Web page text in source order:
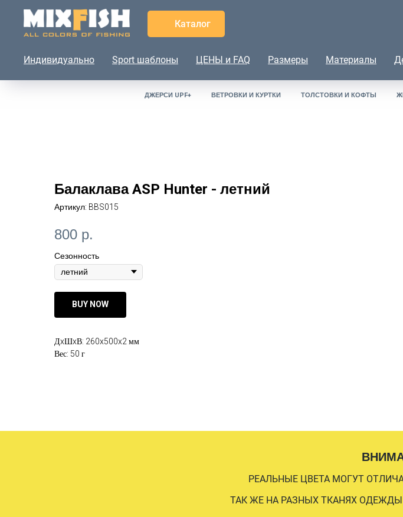
Каталог
Индивидуально Sport шаблоны ЦЕНЫ и FAQ Размеры Материалы
ДЖЕРСИ UPF+ ВЕТРОВКИ И КУРТКИ ТОЛСТОВКИ И КОФТЫ
Балаклава ASP Hunter - летний
Артикул: BBS015
800 р.
Сезонность
BUY NOW
ДxШxВ: 260x500x2 мм
Вес: 50 г
РЕАЛЬНЫЕ ЦВЕТА МОГУТ
ТАК ЖЕ НА РАЗНЫХ ТКАНЯХ